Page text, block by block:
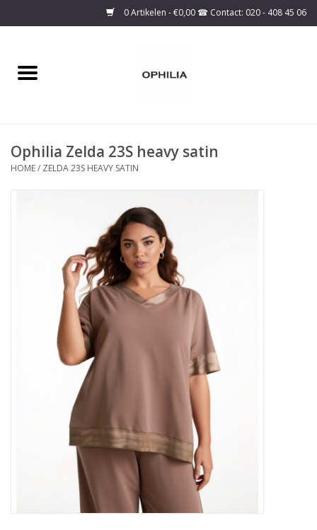
0 Artikelen - €0,00
Home
Over ons
Basis Collectie
Ophilia Zelda 23S heavy satin
HOME/ ZELDA 23S HEAVY SATIN